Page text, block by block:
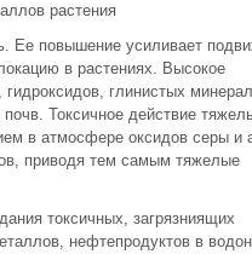
растения
Ее повышение усиливает
в растениях. Высокое
глинистых
Токсичное действие
в атмосфере оксидов серы и
приводя тем самым тяжелые
токсичных, загрязниящих
нефтепродуктов в